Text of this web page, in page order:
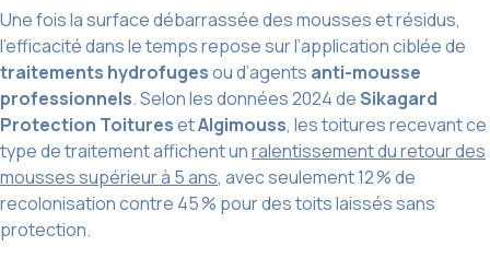
Une fois la surface débarrassée des mousses et résidus,
l’efficacité dans le temps repose sur l’application ciblée de
traitements hydrofugesou d’agents anti-mousse
professionnels. Selon les données 2024 deSikagard
Protection ToituresetAlgimouss, les toitures recevant ce
type de traitement affichent unralentissement du retour des
mousses supérieur à 5 ans, avec seulement 12 % de
recolonisation contre 45 % pour des toits laissés sans
protection.